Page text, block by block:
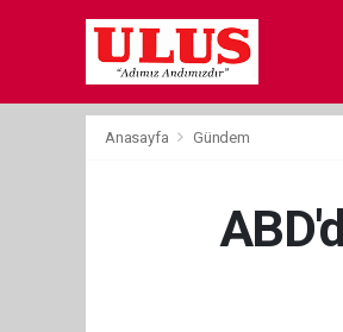
Anasayfa Gündem